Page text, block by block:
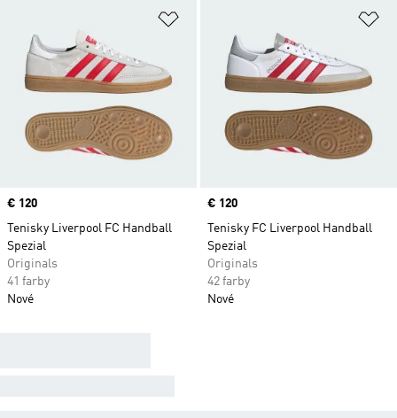
Pridať do zoznamu želaných
Price
€ 120
Tenisky Liverpool FC Handball
Spezial
Originals
41 farby
Nové
Price
€ 120
Tenisky FC Liverpool Handball
Spezial
Originals
42 farby
Nové